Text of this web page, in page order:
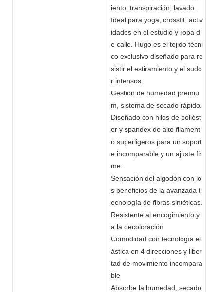
iento, transpiración, lavado.
Ideal para yoga, crossfit, activ
idades en el estudio y ropa d
e calle. Hugo es el tejido técni
co exclusivo diseñado para re
sistir el estiramiento y el sudo
r intensos.
Gestión de humedad premiu
m, sistema de secado rápido.
Diseñado con hilos de poliést
er y spandex de alto filament
o superligeros para un soport
e incomparable y un ajuste fir
me.
Sensación del algodón con lo
s beneficios de la avanzada t
ecnología de fibras sintéticas.
Resistente al encogimiento y
a la decoloración
Comodidad con tecnología el
ástica en 4 direcciones y liber
tad de movimiento incompara
ble
Absorbe la humedad, secado